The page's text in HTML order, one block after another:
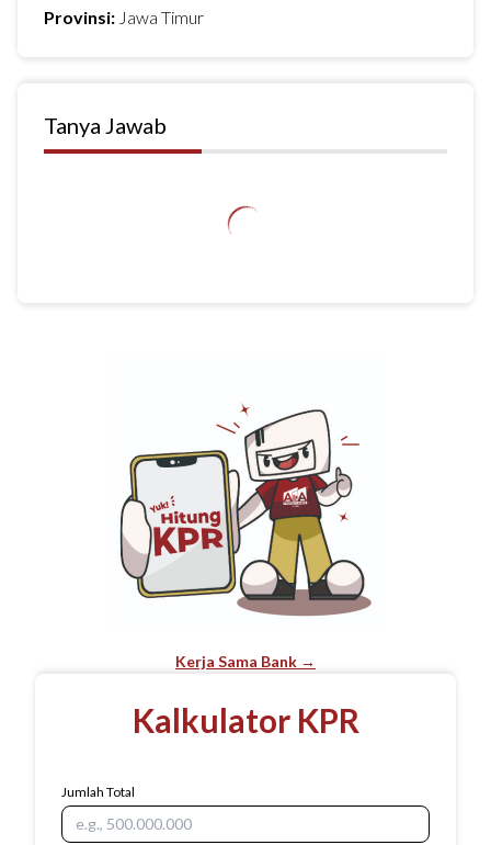
Kerja Sama Bank →
Kalkulator KPR
Jumlah Total
Provinsi: Jawa Timur
Tanya Jawab